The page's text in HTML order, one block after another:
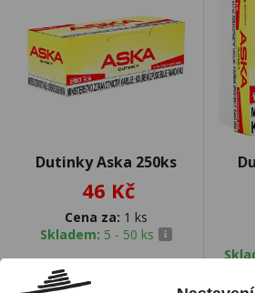
Dutinky Aska 250ks
46 Kč
Cena za: 1 ks
Skladem: 5 - 50 ks